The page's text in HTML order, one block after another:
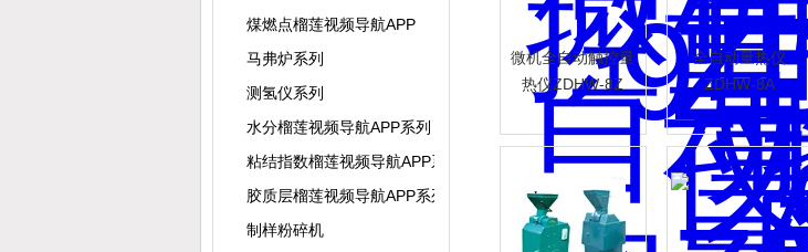
煤燃点榴莲视频导航APP
马弗炉系列
测氢仪系列
水分榴莲视频导航APP系列
粘结指数榴莲视频导航APP系列
胶质层榴莲视频导航APP系列
制样粉碎机
微机全自动触控量
热仪ZDHW-8Z
全自动量热仪
ZDHW-8A